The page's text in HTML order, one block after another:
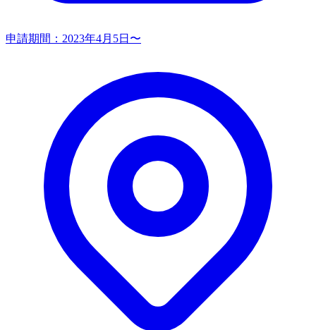
申請期間： 2023年4月5日〜